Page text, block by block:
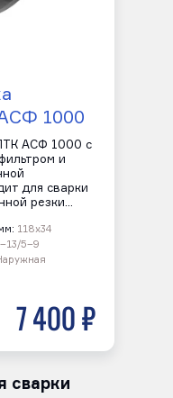
1000
АСФ 1000 с
и
для сварки
резки…
118х34
5–9
7 400 р
сварки